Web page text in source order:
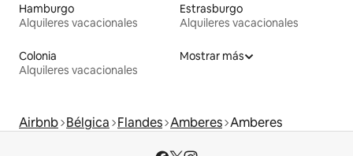
Hamburgo
Alquileres vacacionales
Estrasburgo
Alquileres vacacionales
Colonia
Alquileres vacacionales
Mostrar más
Airbnb Bélgica Flandes Amberes Amberes